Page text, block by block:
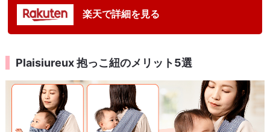
楽天で詳細を見る
Plaisiureux 抱っこ紐のメリット5選